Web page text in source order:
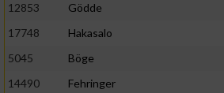
12853
Gödde
17748
Hakasalo
5045
Böge
14490
Fehringer